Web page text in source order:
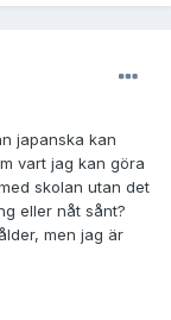
japanska kan
vart jag kan göra
skolan utan det
eller nåt sånt?
men jag är